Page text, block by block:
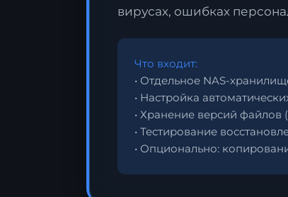
вирусах, ошибках
Что входит:
• Отдельное NAS-
• Настройка
• Хранение версий файлов
• Тестирование
• Опционально: